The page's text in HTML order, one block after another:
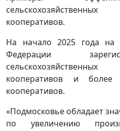
кооперативов.
На начало 2025 года на
Федерации
кооперативов и более
кооперативов.
«Подмосковье обладает
по увеличению